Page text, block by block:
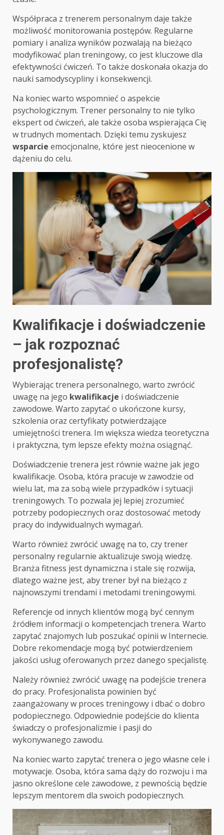
Współpraca z trenerem personalnym daje także
możliwość monitorowania postępów. Regularne
pomiary i analiza wyników pozwalają na bieżąco
modyfikować plan treningowy, co jest kluczowe dla
efektywności ćwiczeń. To także doskonała okazja do
nauki samodyscypliny i konsekwencji.
Na koniec warto wspomnieć o aspekcie
psychologicznym. Trener personalny to nie tylko
ekspert od ćwiczeń, ale także osoba wspierająca Cię
w trudnych momentach. Dzięki temu zyskujesz
wsparcie emocjonalne, które jest nieocenione w
dążeniu do celu.
Kwalifikacje i doświadczenie
– jak rozpoznać
profesjonalistę?
Wybierając trenera personalnego, warto zwrócić
uwagę na jego kwalifikacje i doświadczenie
zawodowe. Warto zapytać o ukończone kursy,
szkolenia oraz certyfikaty potwierdzające
umiejętności trenera. Im większa wiedza teoretyczna
i praktyczna, tym lepsze efekty można osiągnąć.
Doświadczenie trenera jest równie ważne jak jego
kwalifikacje. Osoba, która pracuje w zawodzie od
wielu lat, ma za sobą wiele przypadków i sytuacji
treningowych. To pozwala jej lepiej zrozumieć
potrzeby podopiecznych oraz dostosować metody
pracy do indywidualnych wymagań.
Warto również zwrócić uwagę na to, czy trener
personalny regularnie aktualizuje swoją wiedzę.
Branża fitness jest dynamiczna i stale się rozwija,
dlatego ważne jest, aby trener był na bieżąco z
najnowszymi trendami i metodami treningowymi.
Referencje od innych klientów mogą być cennym
źródłem informacji o kompetencjach trenera. Warto
zapytać znajomych lub poszukać opinii w Internecie.
Dobre rekomendacje mogą być potwierdzeniem
jakości usług oferowanych przez danego specjalistę.
Należy również zwrócić uwagę na podejście trenera
do pracy. Profesjonalista powinien być
zaangażowany w proces treningowy i dbać o dobro
podopiecznego. Odpowiednie podejście do klienta
świadczy o profesjonalizmie i pasji do
wykonywanego zawodu.
Na koniec warto zapytać trenera o jego własne cele i
motywacje. Osoba, która sama dąży do rozwoju i ma
jasno określone cele zawodowe, z pewnością będzie
lepszym mentorem dla swoich podopiecznych.